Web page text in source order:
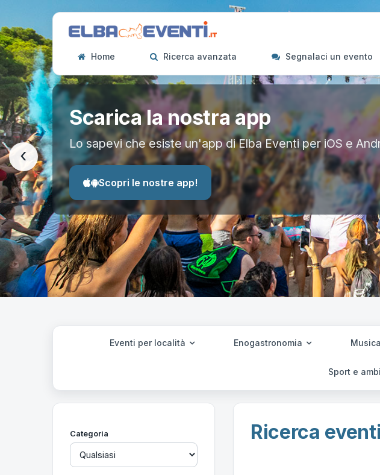
Home Ricerca avanzata Segnalaci un evento
Scarica la nostra app
Lo sapevi che esiste un'app di Elba Eventi per iOS e
Scopri le nostre app!
‹
Eventi per località Enogastronomia
Sport e
Categoria Ricerca